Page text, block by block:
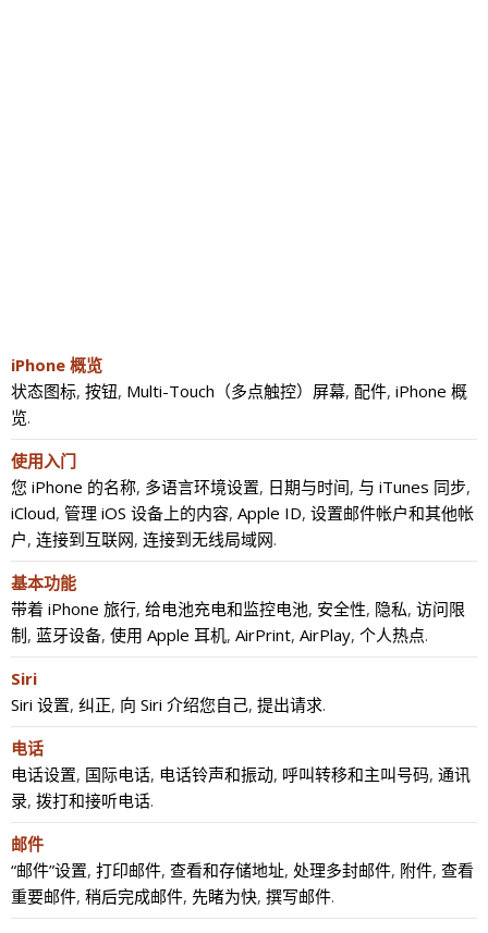
iPhone 概览
状态图标, 按钮, Multi-Touch（多点触控）屏幕, 配件, iPhone 概
览.
使用入门
您 iPhone 的名称, 多语言环境设置, 日期与时间, 与 iTunes 同步,
iCloud, 管理 iOS 设备上的内容, Apple ID, 设置邮件帐户和其他帐
户, 连接到互联网, 连接到无线局域网.
基本功能
带着 iPhone 旅行, 给电池充电和监控电池, 安全性, 隐私, 访问限
制, 蓝牙设备, 使用 Apple 耳机, AirPrint, AirPlay, 个人热点.
Siri
Siri 设置, 纠正, 向 Siri 介绍您自己, 提出请求.
电话
电话设置, 国际电话, 电话铃声和振动, 呼叫转移和主叫号码, 通讯
录, 拨打和接听电话.
邮件
“邮件”设置, 打印邮件, 查看和存储地址, 处理多封邮件, 附件, 查看
重要邮件, 稍后完成邮件, 先睹为快, 撰写邮件.